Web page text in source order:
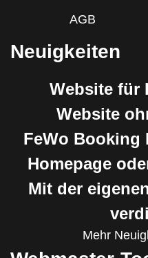
AGB
Neuigkeiten
Website für
Website
FeWo Booking
Homepage
Mit der
Mehr